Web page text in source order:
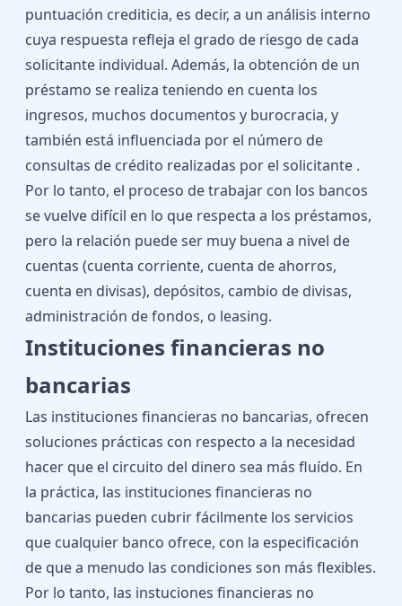
puntuación crediticia, es decir, a un análisis interno
cuya respuesta refleja el grado de riesgo de cada
solicitante individual. Además, la obtención de un
préstamo se realiza teniendo en cuenta los
ingresos, muchos documentos y burocracia, y
también está influenciada por el número de
consultas de crédito realizadas por el solicitante .
Por lo tanto, el proceso de trabajar con los bancos
se vuelve difícil en lo que respecta a los préstamos,
pero la relación puede ser muy buena a nivel de
cuentas (cuenta corriente, cuenta de ahorros,
cuenta en divisas), depósitos, cambio de divisas,
administración de fondos, o leasing.
Instituciones financieras no
bancarias
Las instituciones financieras no bancarias, ofrecen
soluciones prácticas con respecto a la necesidad
hacer que el circuito del dinero sea más fluído. En
la práctica, las instituciones financieras no
bancarias pueden cubrir fácilmente los servicios
que cualquier banco ofrece, con la especificación
de que a menudo las condiciones son más flexibles.
Por lo tanto, las instuciones financieras no